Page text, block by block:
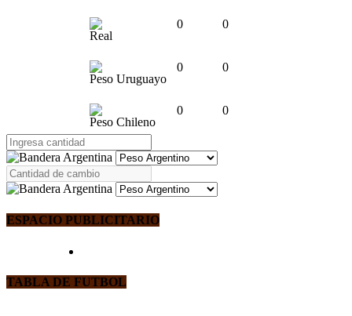
Real
0 0
Peso Uruguayo
0 0
Peso Chileno
0 0
ESPACIO PUBLICITARIO
TABLA DE FUTBOL